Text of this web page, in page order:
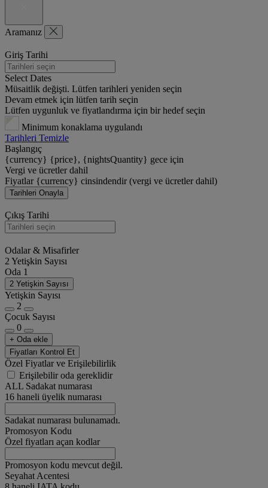
Aramanız
Giriş Tarihi
Select Dates
Müsaitlik değişti. Lütfen tarihleri yeniden seçin
Devam etmek için lütfen tarih seçin
Lütfen uygunluk ve fiyatlandırma için bir hedef seçin
Minimum konaklama uygulandı
Tarihleri Temizle
Başlangıç
{currency} {price}, {nightsQuantity} gece için
Vergi ve ücretler dahil
Fiyatlar {currency} cinsindendir (vergi ve ücretler dahil)
Tarihleri Onayla
Çıkış Tarihi
Odalar & Misafirler
2 Yetişkin Sayısı
Oda 1
2 Yetişkin Sayısı
Yetişkin Sayısı
2
Çocuk Sayısı
0
+ Oda ekle
Fiyatları Kontrol Et
Özel Fiyatlar ve Erişilebilirlik
Erişilebilir oda gereklidir
ALL Sadakat numarası
16 haneli üyelik numarası
Sadakat numarası bulunamadı.
Promosyon Kodu
Özel fiyatları açan kodlar
Promosyon kodu mevcut değil.
Seyahat Acentesi